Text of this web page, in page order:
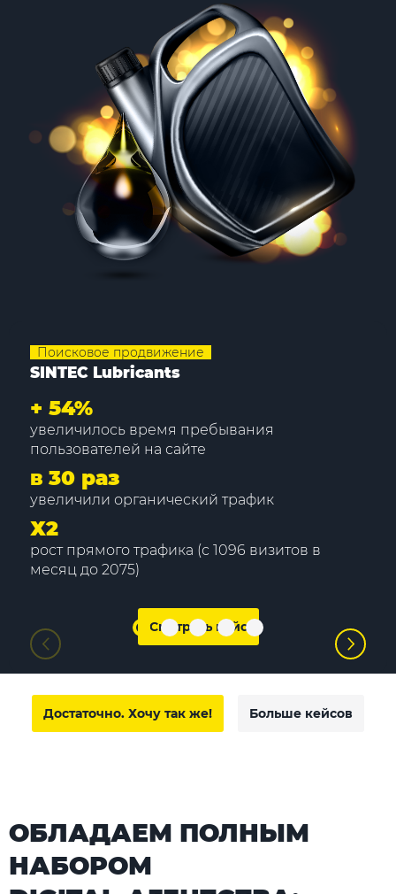
Поисковое продвижение
SINTEC Lubricants
+ 54%
увеличилось время пребывания
пользователей на сайте
в 30 раз
увеличили органический трафик
Х2
рост прямого трафика (с 1096 визитов в
месяц до 2075)
Смотреть кейс
Достаточно. Хочу так же! Больше кейсов
ОБЛАДАЕМ ПОЛНЫМ
НАБОРОМ